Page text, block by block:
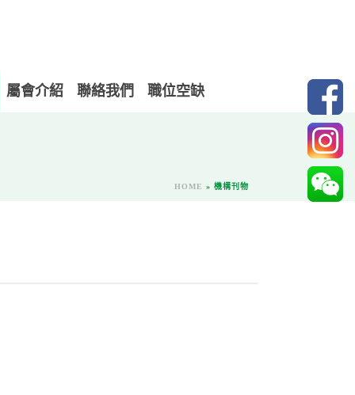
屬會介紹 聯絡我們 職位空缺
HOME » 機構刊物